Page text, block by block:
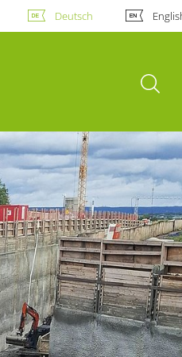
Deutsch
Suche